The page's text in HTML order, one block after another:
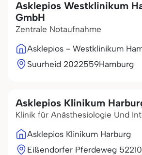
Asklepios Westklinikum
GmbH
Zentrale Notaufnahme
Asklepios - Westklinikum
Suurheid 2022559Hamburg
Asklepios Klinikum
Klinik für Anästhesiologie Und
Asklepios Klinikum Harburg
Eißendorfer Pferdeweg 52